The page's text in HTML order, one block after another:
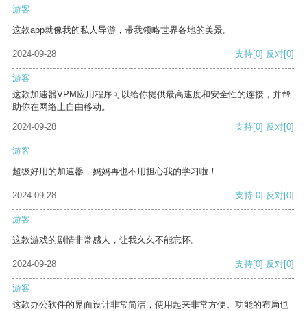
游客
这款app就像我的私人导游，带我领略世界各地的美景。
2024-09-28 支持[0] 反对[0]
游客
这款加速器VPM应用程序可以给你提供最高速度和安全性的连接，并帮
助你在网络上自由移动。
2024-09-28
支持[0] 反对[0]
游客
超级好用的加速器，妈妈再也不用担心我的学习啦！
2024-09-28 支持[0] 反对[0]
游客
这款游戏的剧情非常感人，让我久久不能忘怀。
2024-09-28 支持[0] 反对[0]
游客
这款办公软件的界面设计非常简洁，使用起来非常方便。功能的布局也